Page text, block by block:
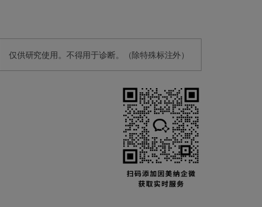
仅供研究使用。不得用于诊断。（除特殊标注外）